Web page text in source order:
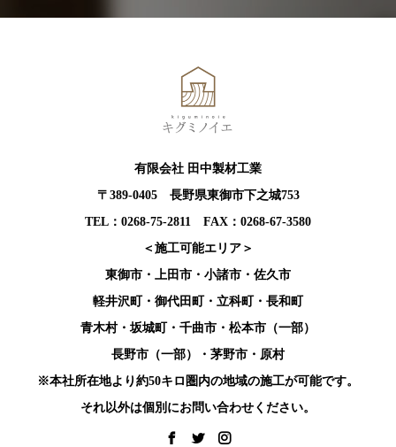
有限会社 田中製材工業
〒389-0405 長野県東御市下之城753
TEL：0268-75-2811 FAX：0268-67-3580
＜施工可能エリア＞
東御市・上田市・小諸市・佐久市
軽井沢町・御代田町・立科町・長和町
青木村・坂城町・千曲市・松本市（一部）
長野市（一部）・茅野市・原村
※本社所在地より約50キロ圏内の地域の施工が可能です。
それ以外は個別にお問い合わせください。